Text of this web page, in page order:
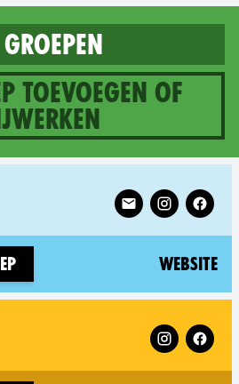
groepen
toevoegen of
India Follow XR
Website
Follow XR